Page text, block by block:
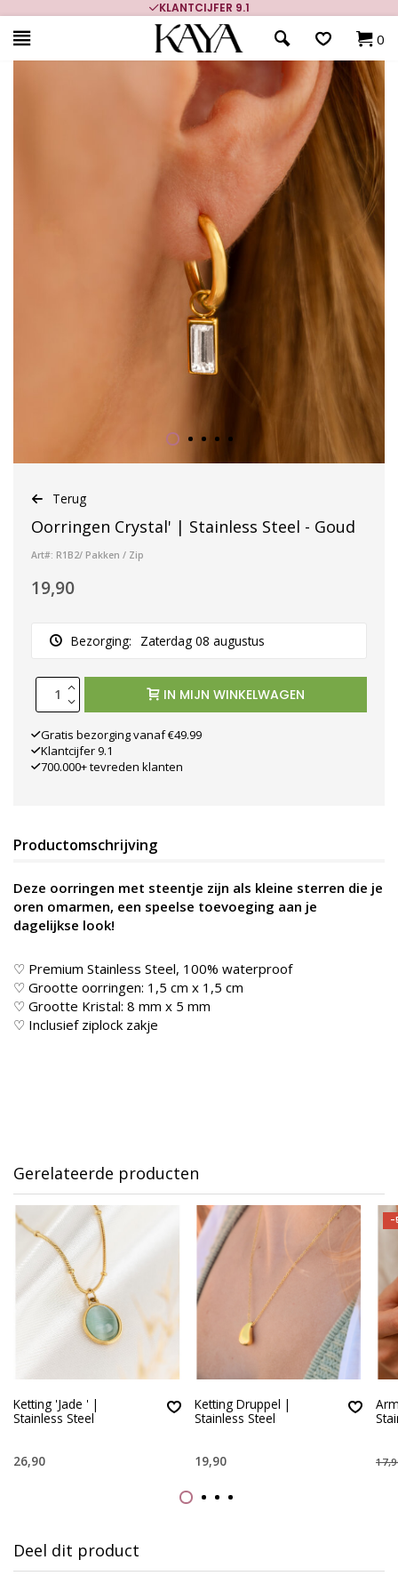
KLANTCIJFER 9.1
0
Terug
Oorringen Crystal' | Stainless Steel - Goud
Art#: R1B2/ Pakken / Zip
19,90
Bezorging: Zaterdag 08 augustus
IN MIJN WINKELWAGEN
Gratis bezorging vanaf €49.99
Klantcijfer 9.1
700.000+ tevreden klanten
Productomschrijving
Deze oorringen met steentje zijn als kleine sterren die je
oren omarmen, een speelse toevoeging aan je
dagelijkse look!
♡ Premium Stainless Steel, 100% waterproof
♡ Grootte oorringen: 1,5 cm x 1,5 cm
♡ Grootte Kristal: 8 mm x 5 mm
♡ Inclusief ziplock zakje
Gerelateerde producten
Ketting 'Jade ' |
Stainless Steel
26,90
Ketting Druppel |
Stainless Steel
19,90
-
Deel dit product